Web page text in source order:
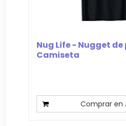
Nug Life - Nugget de
Camiseta
Comprar en